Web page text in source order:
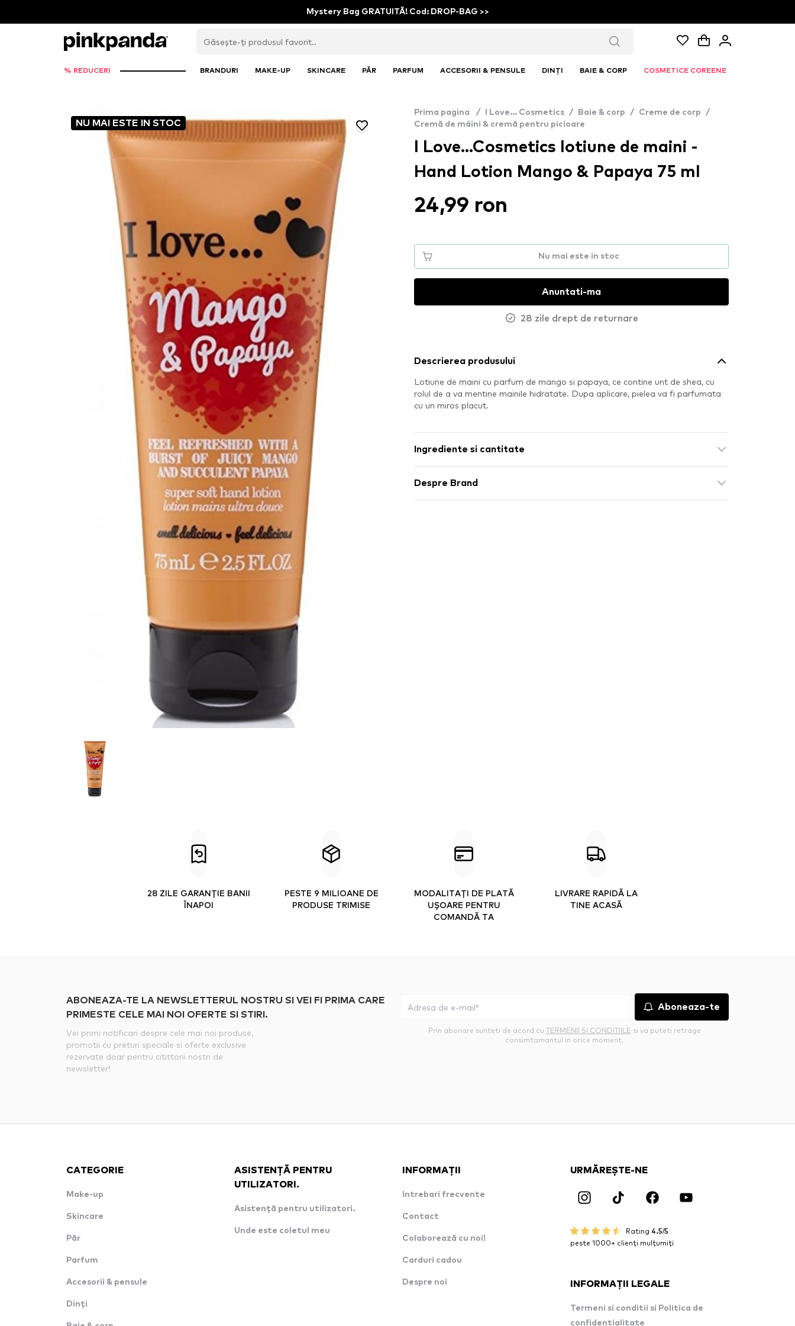
Mystery Bag GRATUITĂ! Cod: DROP-BAG >>
% REDUCERI BRANDURI MAKE-UP SKINCARE PĂR PARFUM ACCESORII & PENSULE DINȚI BAIE & CORP COSMETICE COREENE
NU MAI ESTE IN STOC
Prima pagina / I Love... Cosmetics / Baie & corp / Creme de corp
/
Cremă de mâini & cremă pentru picioare
I Love...Cosmetics lotiune de maini -
Hand Lotion Mango & Papaya 75 ml
24,99 ron
Nu mai este in stoc
Anuntati-ma
28 zile drept de returnare
Descrierea produsului
Lotiune de maini cu parfum de mango si papaya, ce contine unt de shea, cu
rolul de a va mentine mainile hidratate. Dupa aplicare, pielea va fi parfumata
cu un miros placut.
Ingrediente si cantitate
Despre Brand
28 ZILE GARANȚIE BANII
ÎNAPOI
PESTE 9 MILIOANE DE
PRODUSE TRIMISE
MODALITAȚI DE PLATĂ
UȘOARE PENTRU
COMANDĂ TA
LIVRARE RAPIDĂ LA
TINE ACASĂ
ABONEAZA-TE LA NEWSLETTERUL NOSTRU SI VEI FI PRIMA CARE
PRIMESTE CELE MAI NOI OFERTE SI STIRI.
Vei primi notificari despre cele mai noi produse,
promotii cu preturi speciale si oferte exclusive
rezervate doar pentru citittorii nostri de
newsletter!
Aboneaza-te
Prin abonare sunteti de acord cu TERMENII SI CONDITIILE si va puteti retrage
consimtamantul in orice moment.
CATEGORIE
Make-up
Skincare
Păr
Parfum
Accesorii & pensule
Dinți
ASISTENȚĂ PENTRU
UTILIZATORI.
Asistență pentru utilizatori.
Unde este coletul meu
INFORMAȚII
Intrebari frecvente
Contact
Colaborează cu noi!
Carduri cadou
Despre noi
URMĂREȘTE-NE
Rating 4.5/5
peste 1000+ clienți mulțumiți
INFORMAȚII LEGALE
Termeni si conditii si Politica de
confidentialitate